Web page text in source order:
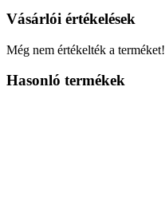
Vásárlói értékelések
Még nem értékelték a terméket!
Hasonló termékek